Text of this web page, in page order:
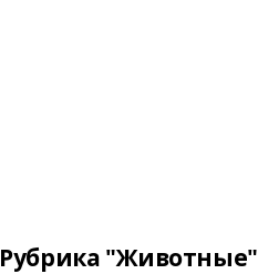
Рубрика "Животные"